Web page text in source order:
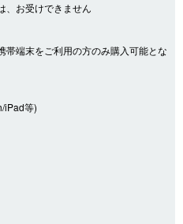
、お受けできません
帯端末をご利用の方のみ購入可能とな
iPad等)